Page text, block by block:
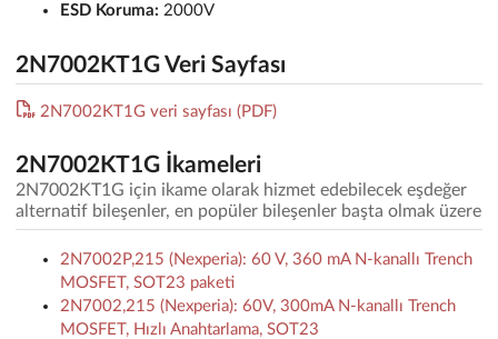
ESD Koruma: 2000V
2N7002KT1G Veri Sayfası
2N7002KT1G veri sayfası (PDF)
2N7002KT1G İkameleri
2N7002KT1G için ikame olarak hizmet edebilecek eşdeğer
alternatif bileşenler, en popüler bileşenler başta olmak üzere
2N7002P,215 (Nexperia): 60 V, 360 mA N-kanallı Trench
MOSFET, SOT23 paketi
2N7002,215 (Nexperia): 60V, 300mA N-kanallı Trench
MOSFET, Hızlı Anahtarlama, SOT23